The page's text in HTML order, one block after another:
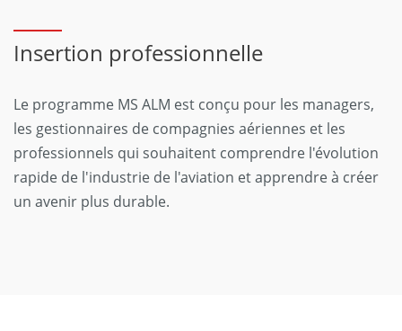
Insertion professionnelle
Le programme MS ALM est conçu pour les managers,
les gestionnaires de compagnies aériennes et les
professionnels qui souhaitent comprendre l'évolution
rapide de l'industrie de l'aviation et apprendre à créer
un avenir plus durable.